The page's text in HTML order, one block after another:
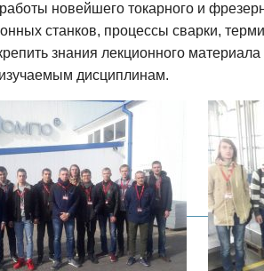
новейшего токарного и
станков, процессы сварки,
знания лекционного
дисциплинам.